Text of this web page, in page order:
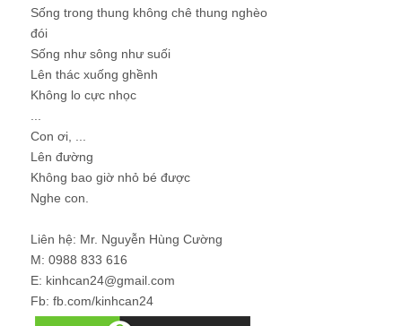
Sống trong thung không chê thung nghèo
đói
Sống như sông như suối
Lên thác xuống ghềnh
Không lo cực nhọc
Con ơi, ...
Lên đường
Không bao giờ nhỏ bé được
Nghe con.
Liên hệ: Mr. Nguyễn Hùng Cường
M: 0988 833 616
E: kinhcan24@gmail.com
Fb: fb.com/kinhcan24